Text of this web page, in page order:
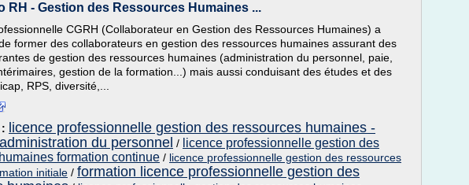
RH - Gestion des Ressources Humaines ...
CGRH (Collaborateur en Gestion des Ressources Humaines) a
former des collaborateurs en gestion des ressources humaines assurant des
de gestion des ressources humaines (administration du personnel, paie,
gestion de la formation...) mais aussi conduisant des études et des
RPS, diversité,...
licence professionnelle gestion des ressources humaines -
du personnel / licence professionnelle gestion des
formation continue / licence professionnelle gestion des ressources
initiale / formation licence professionnelle gestion des